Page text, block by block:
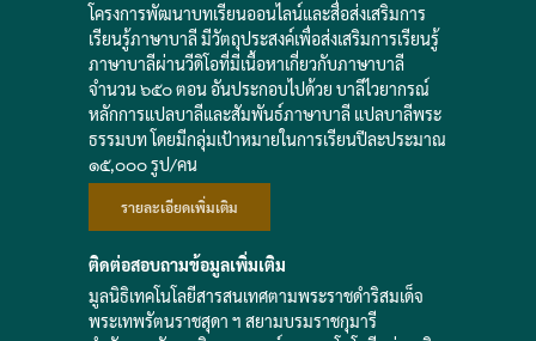
โครงการพัฒนาบทเรียนออนไลน์และสื่อส่งเสริมการ
เรียนรู้ภาษาบาลี มีวัตถุประสงค์เพื่อส่งเสริมการเรียนรู้
ภาษาบาลีผ่านวีดิโอที่มีเนื้อหาเกี่ยวกับภาษาบาลี
จำนวน ๖๕๐ ตอน อันประกอบไปด้วย บาลีไวยากรณ์
หลักการแปลบาลีและสัมพันธ์ภาษาบาลี แปลบาลีพระ
ธรรมบท โดยมีกลุ่มเป้าหมายในการเรียนปีละประมาณ
๑๕,๐๐๐ รูป/คน
รายละเอียดเพิ่มเติม
ติดต่อสอบถามข้อมูลเพิ่มเติม
มูลนิธิเทคโนโลยีสารสนเทศตามพระราชดำริสมเด็จ
พระเทพรัตนราชสุดา ฯ สยามบรมราชกุมารี